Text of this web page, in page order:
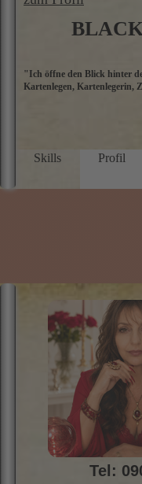
"Ich öffne den Blick hinter
Kartenlegen, Kartenlegerin,
Skills Profil
Tel: